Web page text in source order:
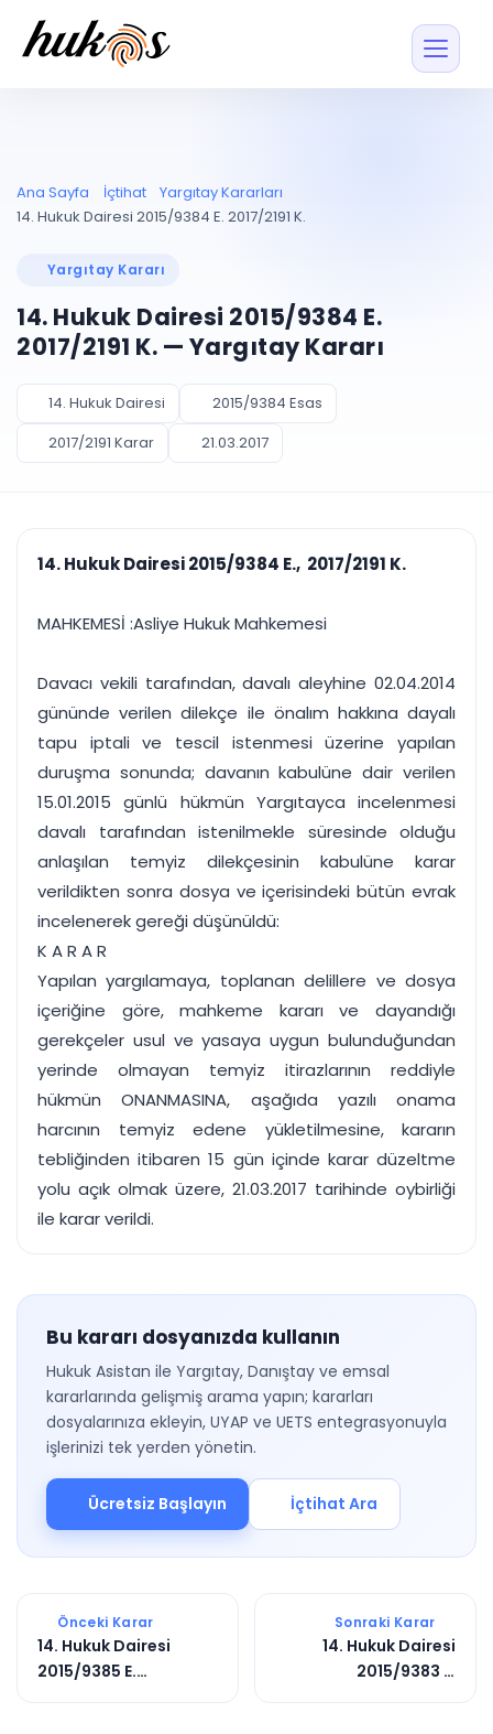
Entegrasyonu
UYAP ile otomatik
UYAP Evrak
Entegrasyonu
UETS Entegrasyonu
Tebligatları anında
Müvekkil ve taraf
Vekalet
PLANLAMA & TAKİP
Pano ve Takip
Duruşma ve görev
takvimi
Bildirim
Süreleri asla kaçırmayın
AKILLI & FİNANS
takibi
Tek panelde uçtan uca yönetim
UYAP & UETS entegrasyonundan finansa, hepsi bir arada.
Tüm özellikleri inceleyin Ücretsiz Başlayın
Blog
Ücretsiz Başlayın Giriş Yap
Ana Sayfa İçtihat
Yargıtay Kararları
14. Hukuk Dairesi 2015/9384 E. 2017/2191 K.
Yargıtay Kararı
14. Hukuk Dairesi 2015/9384 E.
2017/2191 K. — Yargıtay Kararı
14. Hukuk Dairesi
2015/9384 Esas
2017/2191 Karar
21.03.2017
14. Hukuk Dairesi 2015/9384 E., 2017/2191 K.
MAHKEMESİ :Asliye Hukuk Mahkemesi
Davacı vekili tarafından, davalı aleyhine 02.04.2014
gününde verilen dilekçe ile önalım hakkına dayalı
tapu iptali ve tescil istenmesi üzerine yapılan
duruşma sonunda; davanın kabulüne dair verilen
15.01.2015 günlü hükmün Yargıtayca incelenmesi
davalı tarafından istenilmekle süresinde olduğu
anlaşılan temyiz dilekçesinin kabulüne karar
verildikten sonra dosya ve içerisindeki bütün evrak
incelenerek gereği düşünüldü:
K A R A R
Yapılan yargılamaya, toplanan delillere ve dosya
içeriğine göre, mahkeme kararı ve dayandığı
gerekçeler usul ve yasaya uygun bulunduğundan
yerinde olmayan temyiz itirazlarının reddiyle
hükmün ONANMASINA, aşağıda yazılı onama
harcının temyiz edene yükletilmesine, kararın
tebliğinden itibaren 15 gün içinde karar düzeltme
yolu açık olmak üzere, 21.03.2017 tarihinde oybirliği
ile karar verildi.
Bu kararı dosyanızda kullanın
Hukuk Asistan ile Yargıtay, Danıştay ve emsal
kararlarında gelişmiş arama yapın; kararları
dosyalarınıza ekleyin, UYAP ve UETS entegrasyonuyla
işlerinizi tek yerden yönetin.
Ücretsiz Başlayın İçtihat Ara
Önceki Karar
14. Hukuk Dairesi
2015/9385 E.
Sonraki Karar
14. Hukuk Dairesi
2015/9383 E.